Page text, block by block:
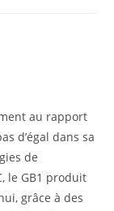
au rapport
d’égal dans sa
de
le GB1 produit
grâce à des